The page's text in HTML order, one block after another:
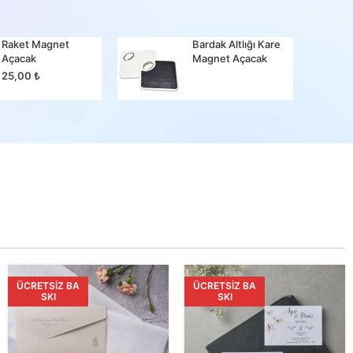
Raket Magnet
Açacak
25,00₺
Bardak Altlığı Kare
Magnet Açacak
ÜCRETSIZ BA
SKI
ÜCRETSIZ BA
SKI